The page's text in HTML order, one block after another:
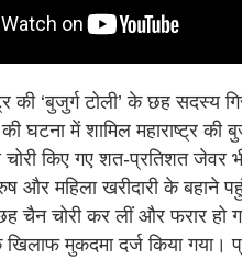
की ‘बुजुर्ग टोली’ के छह सदस्य
घटना में शामिल महाराष्ट्र की
किए गए शत-प्रतिशत जेवर
महिला खरीदारी के बहाने
चैन चोरी कर लीं और फरार हो
मुकदमा दर्ज किया गया।